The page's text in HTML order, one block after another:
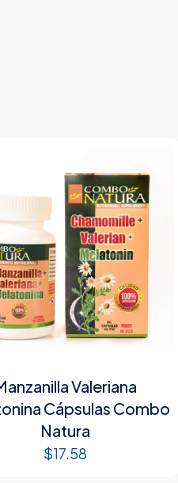
Valeriana
Cápsulas Combo
Natura
$17.58